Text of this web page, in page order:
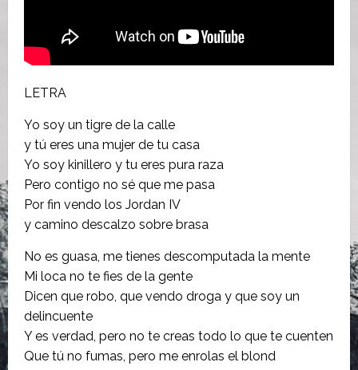
LETRA
Yo soy un tigre de la calle
y tú eres una mujer de tu casa
Yo soy kinillero y tu eres pura raza
Pero contigo no sé que me pasa
Por fin vendo los Jordan IV
y camino descalzo sobre brasa
No es guasa, me tienes descomputada la mente
Mi loca no te fies de la gente
Dicen que robo, que vendo droga y que soy un
delincuente
Y es verdad, pero no te creas todo lo que te cuenten
Que tú no fumas, pero me enrolas el blond